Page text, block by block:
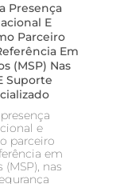
Presença
E
Parceiro
Em
(MSP) Nas
Suporte
e
parceiro
em
nas